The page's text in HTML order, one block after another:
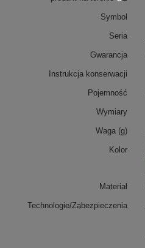
Symbol
Seria
Gwarancja
Instrukcja konserwacji
Pojemność
Wymiary
Waga (g)
Kolor
Materiał
Technologie/Zabezpieczenia